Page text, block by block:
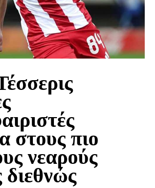
στους πιο
νεαρούς
διεθνώς